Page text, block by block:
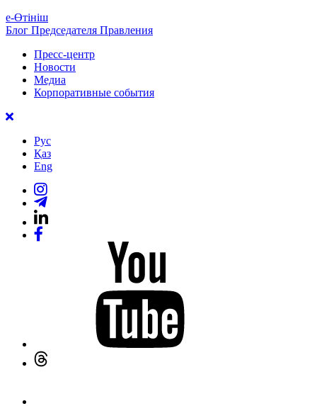
е-Өтініш
Блог Председателя Правления
Пресс-центр
Новости
Медиа
Корпоративные события
Рус
Қаз
Eng